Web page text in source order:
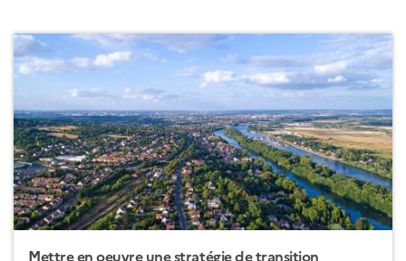
Mettre en oeuvre une stratégie de transition